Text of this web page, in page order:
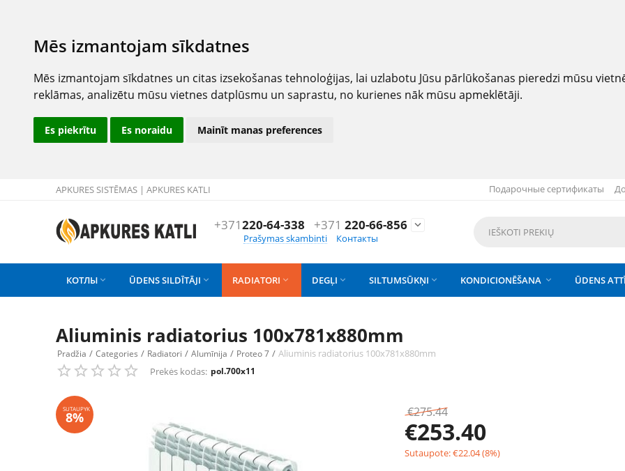
Mēs izmantojam sīkdatnes
Mēs izmantojam sīkdatnes un citas izsekošanas tehnoloģijas, lai uzlabotu Jūsu pārlūkošanas pieredzi mūsu
reklāmas, analizētu mūsu vietnes datplūsmu un saprastu, no kurienes nāk mūsu apmeklētāji.
Es piekrītu Es noraidu Mainīt manas preferences
APKURES SISTĒMAS | APKURES KATLI Подарочные сертификаты
+371220-64-338 +371 220-66-856

Prašymas skambinti
Контакты
КОТЛЫ  ŪDENS SILDĪTĀJI  RADIATORI  DEGĻI  SILTUMSŪKŅI  KONDICIONĒŠANA  ŪDENS
Aliuminis radiatorius 100x781x880mm
Pradžia / Categories / Radiatori / Alumīnija / Proteo 7 / Aliuminis radiatorius 100x781x880mm
Prekės kodas: pol.700x11
SUTAUPYK
8% €275.44
€253.40
Sutaupote:€22.04(8%)